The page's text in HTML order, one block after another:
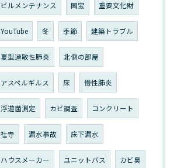
ビルメンテナンス 国宝 重要文化財
YouTube 冬 季節 建築トラブル
夏型過敏性肺炎 北側の部屋
アスペルギルス 床 慢性肺炎
浮遊菌測定 カビ調査 コンクリート
社寺 漏水事故 床下漏水
ハウスメーカー ユニットバス カビ臭